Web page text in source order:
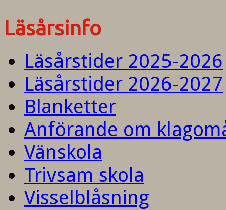
Läsårsinfo
Läsårstider 2025-2026
Läsårstider 2026-2027
Blanketter
Anförande om
Vänskola
Trivsam skola
Visselblåsning